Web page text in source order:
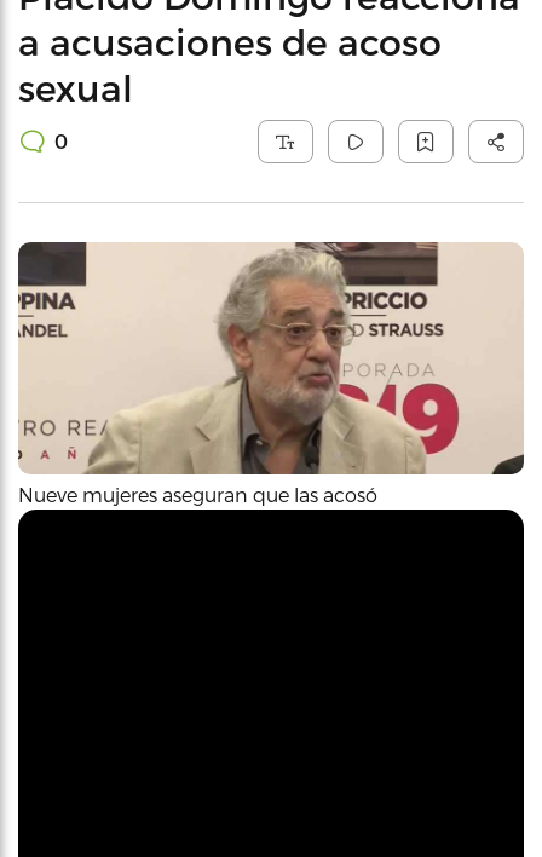
a acusaciones de acoso
sexual
0
Nueve mujeres aseguran que las acosó